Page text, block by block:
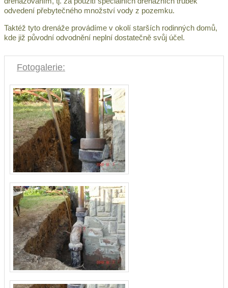
odvedení přebytečného množství vody z pozemku.
Taktéž tyto drenáže provádíme v okolí starších rodinných domů,
kde již původní odvodnění neplní dostatečně svůj účel.